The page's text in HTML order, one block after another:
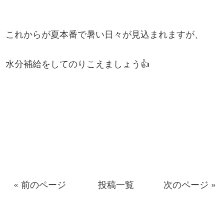
これからが夏本番で暑い日々が見込まれますが、
水分補給をしてのりこえましょう👍
« 前のページ 投稿一覧 次のページ »